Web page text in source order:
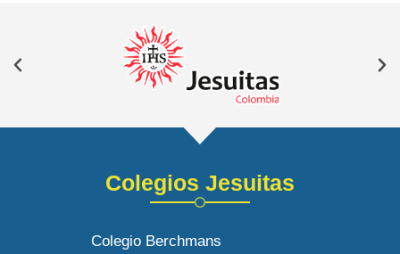
Colegios Jesuitas
Colegio Berchmans